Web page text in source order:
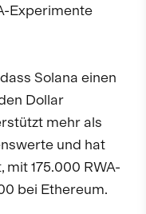
Experimente
Solana einen
Dollar
mehr als
und hat
175.000 RWA-
bei Ethereum.